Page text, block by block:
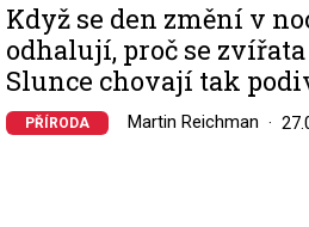
Když se den změní v
odhalují, proč se
Slunce chovají tak
PŘÍRODA Martin Reichman